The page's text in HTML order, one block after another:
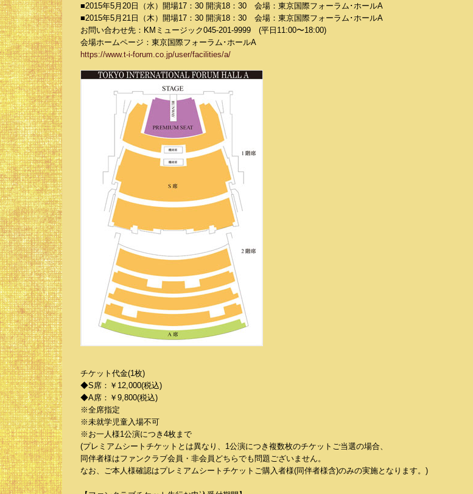
■2015年5月20日（水）開場17：30 開演18：30 会場：東京国際フォーラム･ホールA
■2015年5月21日（木）開場17：30 開演18：30 会場：東京国際フォーラム･ホールA
お問い合わせ先：KMミュージック045-201-9999 (平日11:00〜18:00)
会場ホームページ：東京国際フォーラム･ホールA
https://www.t-i-forum.co.jp/user/facilities/a/
チケット代金(1枚)
◆S席：￥12,000(税込)
◆A席：￥9,800(税込)
※全席指定
※未就学児童入場不可
※お一人様1公演につき4枚まで
(プレミアムシートチケットとは異なり、1公演につき複数枚のチケットご当選の場合、
同伴者様はファンクラブ会員・非会員どちらでも問題ございません。
なお、ご本人様確認はプレミアムシートチケットご購入者様(同伴者様含)のみの実施となります。)